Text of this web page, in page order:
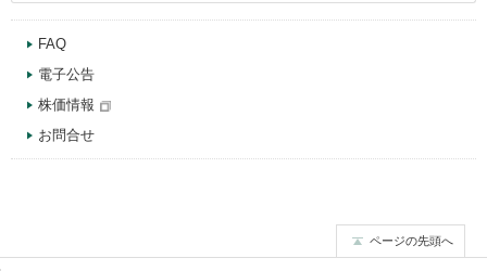
FAQ
電子公告
株価情報
お問合せ
ページの先頭へ